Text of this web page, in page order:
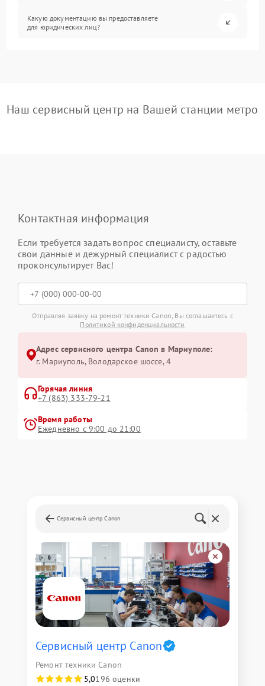
Какую документацию вы предоставляете
для юридических лиц?
Наш сервисный центр на Вашей станции метро
Контактная информация
Если требуется задать вопрос специалисту, оставьте
свои данные и дежурный специалист с радостью
проконсультирует Вас!
Отправляя заявку на ремонт техники Canon, Вы соглашаетесь с
Политикой конфиденциальности
Адрес сервисного центра Canon в Мариуполе:
г. Мариуполь, Володарское шоссе, 4
Горячая линия
+7 (863) 333-79-21
Время работы
Ежедневно с 9:00 до 21:00
Сервисный центр Canon
Сервисный центр Canon
Ремонт техники Canon
5,0196 оценки